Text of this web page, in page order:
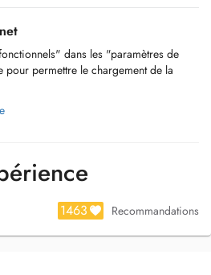
dans les "paramètres de
permettre le chargement de la
1463 Recommandations